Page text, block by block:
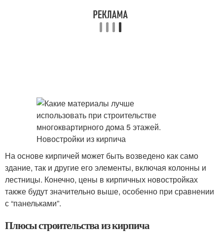
На основе кирпичей может быть возведено как само
здание, так и другие его элементы, включая колонны и
лестницы. Конечно, цены в кирпичных новостройках
также будут значительно выше, особенно при сравнении
с “панельками”.
Плюсы строительства из кирпича